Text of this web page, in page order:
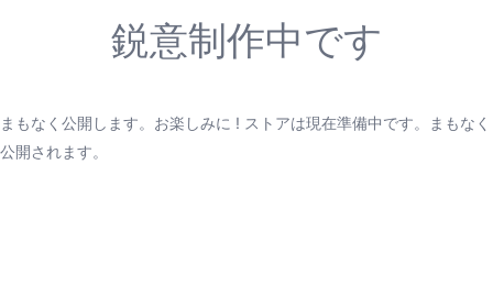
鋭意制作中です
まもなく公開します。お楽しみに ! ストアは現在準備中です。まもなく
公開されます。